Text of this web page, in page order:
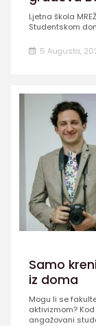
Ljetna škola
Studentskom
5 Augusta,
Samo
iz doma
Mogu li se
aktivizmom?
angažovani